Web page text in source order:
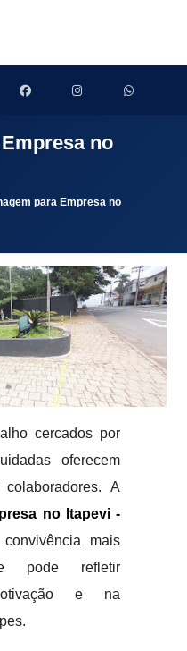
no
para Empresa no
cercados por
oferecem
A
no Itapevi -
mais
pode refletir
e na